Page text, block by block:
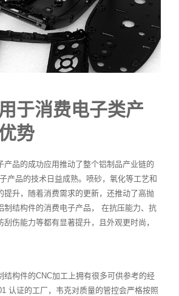
于消费电子类产
势
产品的成功应用推动了整个铝制品产业链的
产品的技术日益成熟。喷砂，氧化等工艺和
提升，随着消费需求的更新，还推动了高抛
制结构件的消费电子产品， 在抗压能力、抗
伤能力等都有显著提升，且外观更时尚，
结构件的CNC加工上拥有很多可供参考的经
认证的工厂，韦克对质量的管控会严格按照